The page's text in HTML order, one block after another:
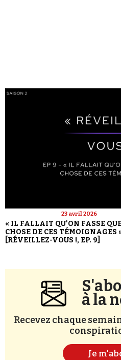
23 avril 2026
« IL FALLAIT QU'ON FASSE
CHOSE DE CES TÉMOIGNAGES
[RÉVEILLEZ-VOUS !, EP. 9]
à la
Recevez chaque
Je